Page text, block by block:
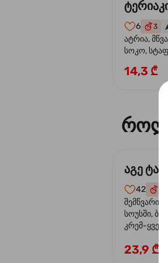
6 3
ატრია,
სოკო,
ტერიაკის
14,3 ₾
აგე
42
შემწვარი
სოუსში,
კრემ-
23,9 ₾